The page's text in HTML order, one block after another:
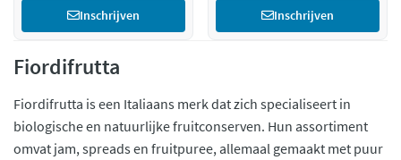
Inschrijven Inschrijven
Fiordifrutta
Fiordifrutta is een Italiaans merk dat zich specialiseert in
biologische en natuurlijke fruitconserven. Hun assortiment
omvat jam, spreads en fruitpuree, allemaal gemaakt met puur